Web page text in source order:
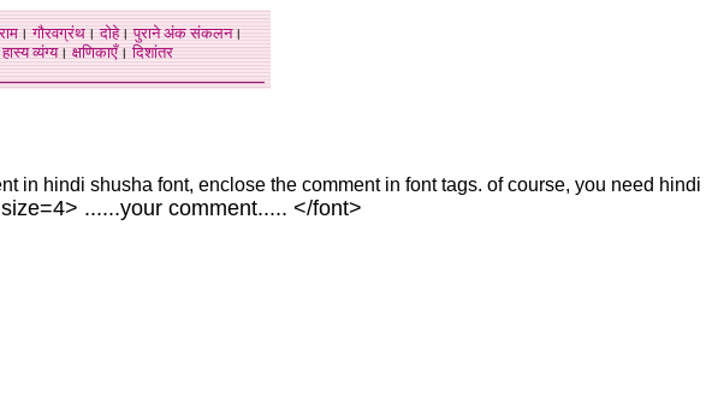
।गौरवग्रंथ।दोहे।पुराने अंक संकलन।
हास्य व्यंग्य।क्षणिकाएँ।दिशांतर
in hindi shusha font, enclose the comment in font tags. of course, you need hindi
......your comment..... </font>